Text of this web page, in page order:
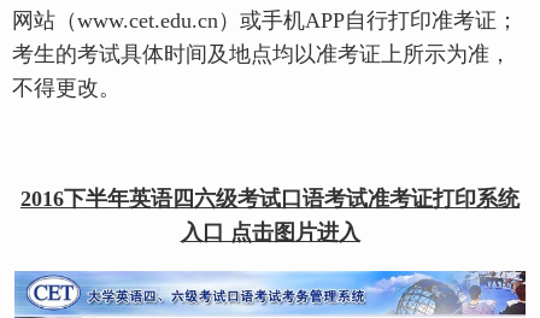
网站（www.cet.edu.cn）或手机APP自行打印准考证；
考生的考试具体时间及地点均以准考证上所示为准，
不得更改。
2016下半年英语四六级考试口语考试准考证打印系统
入口 点击图片进入